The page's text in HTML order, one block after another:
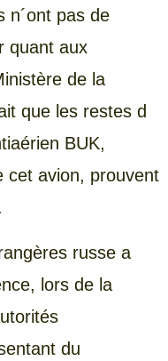
n´ont pas de
quant aux
de la
que les restes d
BUK,
cet avion, prouvent
russe a
lors de la
du